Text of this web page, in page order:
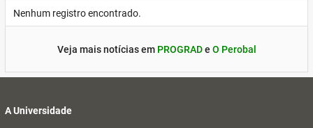
Nenhum registro encontrado.
Veja mais notícias em PROGRADe O Perobal
A Universidade